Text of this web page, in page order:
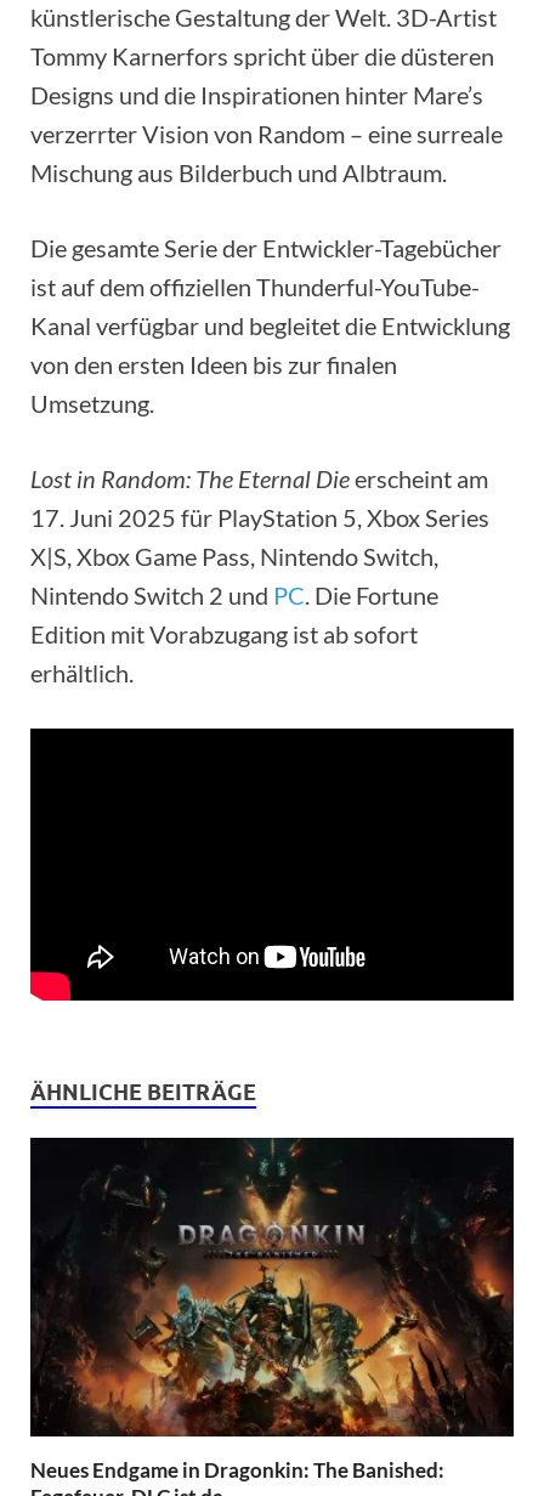
künstlerische Gestaltung der Welt. 3D-Artist
Tommy Karnerfors spricht über die düsteren
Designs und die Inspirationen hinter Mare’s
verzerrter Vision von Random – eine surreale
Mischung aus Bilderbuch und Albtraum.
Die gesamte Serie der Entwickler-Tagebücher
ist auf dem offiziellen Thunderful-YouTube-
Kanal verfügbar und begleitet die Entwicklung
von den ersten Ideen bis zur finalen
Umsetzung.
Lost in Random: The Eternal Dieerscheint am
17. Juni 2025 für PlayStation 5, Xbox Series
X|S, Xbox Game Pass, Nintendo Switch,
Nintendo Switch 2 und PC. Die Fortune
Edition mit Vorabzugang ist ab sofort
erhältlich.
ÄHNLICHE BEITRÄGE
Neues Endgame in Dragonkin: The Banished: